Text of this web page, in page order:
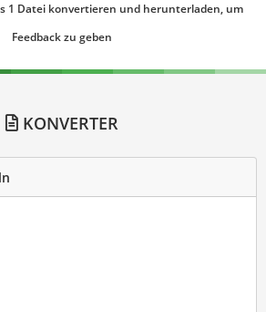
1 Datei konvertieren und herunterladen, um
Feedback zu geben
KONVERTER